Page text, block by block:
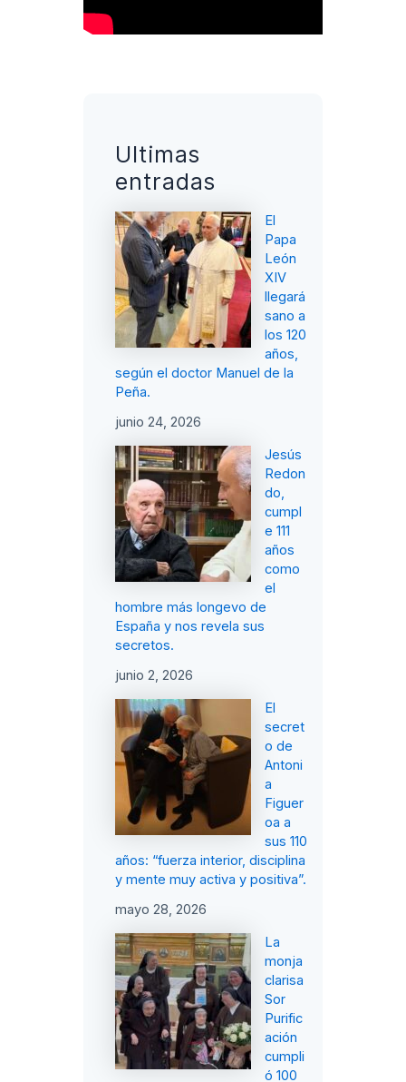
Ultimas
entradas
El
Papa
León
XIV
llegará
sano a
los 120
años,
según el doctor Manuel de la
Peña.
junio 24, 2026
Jesús
Redon
do,
cumpl
e 111
años
como
el
hombre más longevo de
España y nos revela sus
secretos.
junio 2, 2026
El
secret
o de
Antoni
a
Figuer
oa a
sus 110
años: “fuerza interior, disciplina
y mente muy activa y positiva”.
mayo 28, 2026
La
monja
clarisa
Sor
Purific
ación
cumpli
ó 100